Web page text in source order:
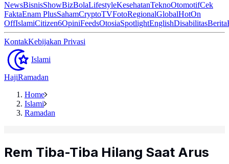
NewsBisnisShowBizBolaLifestyleKesehatanTeknoOtomotifCek
FaktaEnam PlusSahamCryptoTVFotoRegionalGlobalHotOn
OffIslamiCitizen6OpiniFeedsOtosiaSpotlightEnglishDisabilitasBerita
KontakKebijakan Privasi
Islami
HajiRamadan
Home
Islami
Ramadan
Rem Tiba-Tiba Hilang Saat Arus